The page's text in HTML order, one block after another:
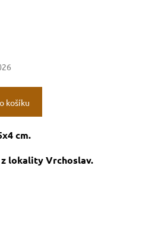
košíku
cm.
lokality Vrchoslav.